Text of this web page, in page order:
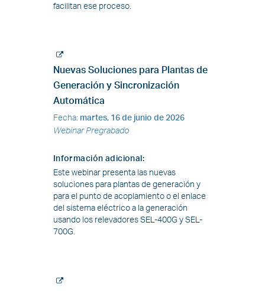
facilitan ese proceso.
Nuevas Soluciones para Plantas de
Generación y Sincronización
Automática
Fecha: martes, 16 de junio de 2026
Webinar Pregrabado
Información adicional :
Este webinar presenta las nuevas
soluciones para plantas de generación y
para el punto de acoplamiento o el enlace
del sistema eléctrico a la generación
usando los relevadores SEL-400G y SEL-
700G.